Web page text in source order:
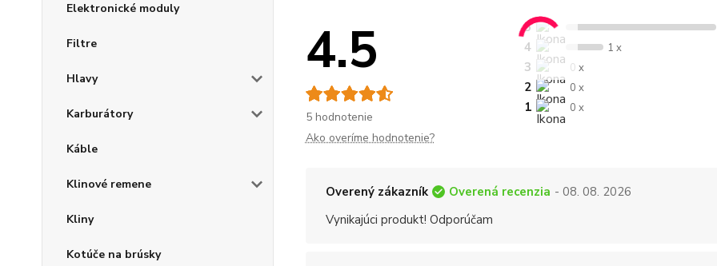
Elektronické moduly
Filtre
Hlavy
Karburátory
Káble
Klinové remene
Kliny
Kotúče na brúsky
4.5
5 hodnotenie
5
4
1 x
3 0 x
2 0 x
1 0 x
Ako overíme hodnotenie?
Overený zákazník Overená recenzia - 08. 08. 2026
Vynikajúci produkt! Odporúčam